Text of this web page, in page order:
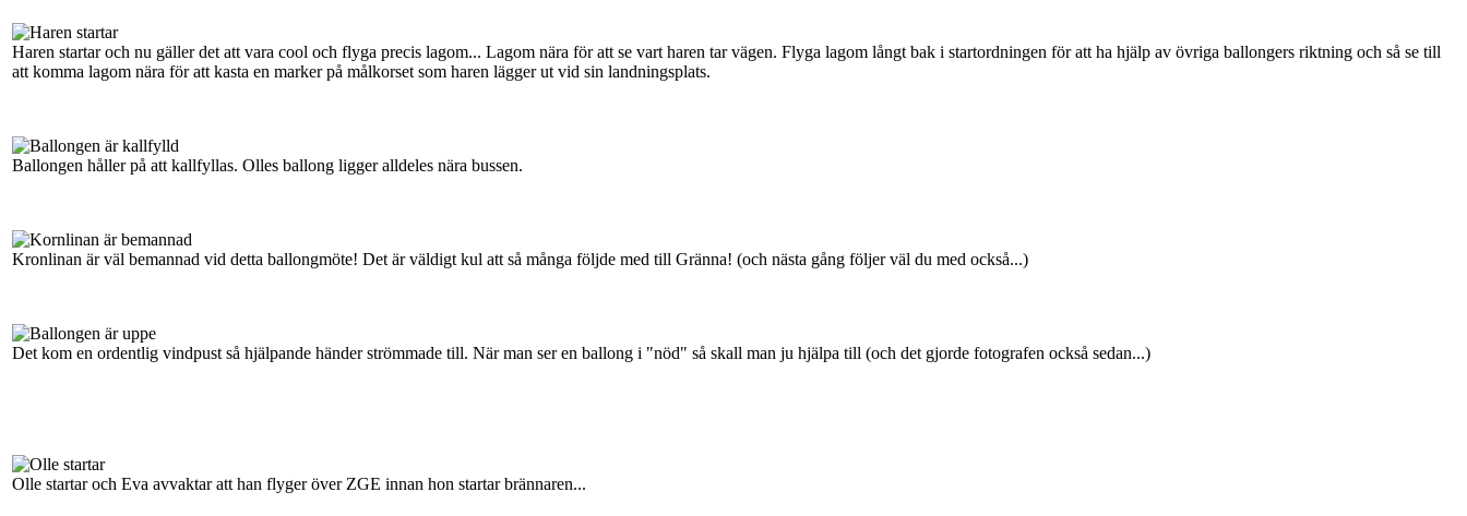
Haren startar och nu gäller det att vara cool och flyga precis lagom... Lagom nära för att se vart haren tar vägen. Flyga lagom långt bak i startordningen för att ha hjälp av övriga ballongers riktning och så se till
att komma lagom nära för att kasta en marker på målkorset som haren lägger ut vid sin landningsplats.
Ballongen håller på att kallfyllas. Olles ballong ligger alldeles nära bussen.
Kronlinan är väl bemannad vid detta ballongmöte! Det är väldigt kul att så många följde med till Gränna! (och nästa gång följer väl du med också...)
Det kom en ordentlig vindpust så hjälpande händer strömmade till. När man ser en ballong i "nöd" så skall man ju hjälpa till (och det gjorde fotografen också sedan...)
Olle startar och Eva avvaktar att han flyger över ZGE innan hon startar brännaren...